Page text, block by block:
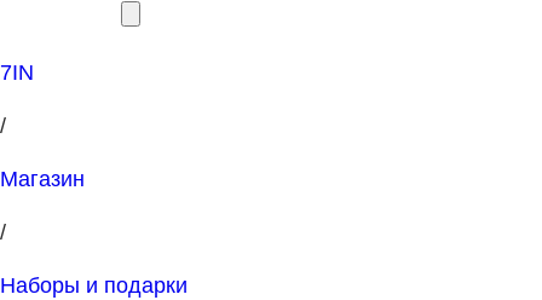
7IN
/
Магазин
/
Наборы и подарки